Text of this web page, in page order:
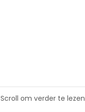
Scroll om verder te lezen